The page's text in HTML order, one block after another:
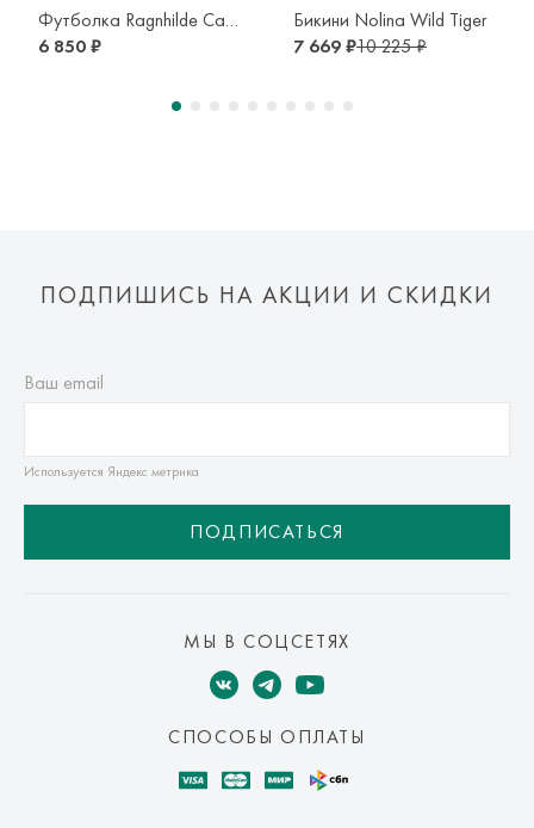
транспортной компании. Доставка осуществляется в срок и
по тарифам транспортной компании.
Оплата осуществляется онлайн банковскими картами Visa,
Футболка Ragnhilde Catletics
6 850 ₽
Бикини Nolina Wild Tiger
7 669 ₽10 225 ₽
ПОДПИШИСЬ НА АКЦИИ И СКИДКИ
Ваш email
Используется Яндекс метрика
ПОДПИСАТЬСЯ
МЫ В СОЦСЕТЯХ
СПОСОБЫ ОПЛАТЫ